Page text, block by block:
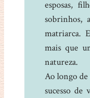
esposas,
sobrinhos,
matriarca.
mais que
natureza.
Ao longo
sucesso de